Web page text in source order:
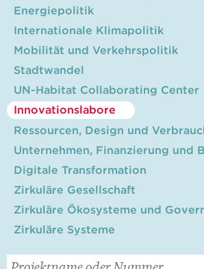
Energiepolitik
Internationale Klimapolitik
Mobilität und Verkehrspolitik
Stadtwandel
UN-Habitat Collaborating Center
Innovationslabore
Ressourcen, Design und
Unternehmen, Finanzierung und
Digitale Transformation
Zirkuläre Gesellschaft
Zirkuläre Ökosysteme und
Zirkuläre Systeme